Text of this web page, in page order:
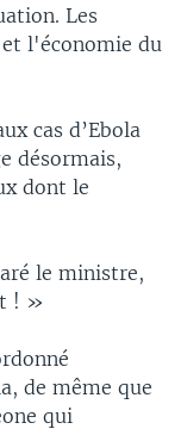
Les
l'économie du
cas d’Ebola
désormais,
dont le
le ministre,
! »
de même que
qui